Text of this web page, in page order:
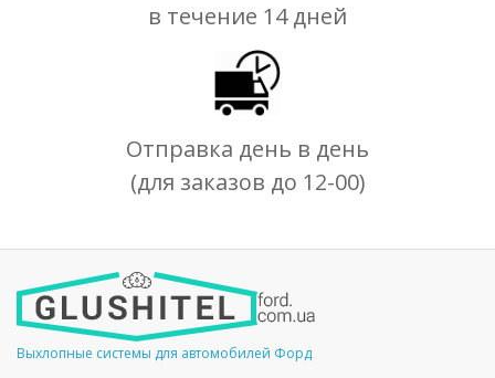
в течение 14 дней
Отправка день в день
(для заказов до 12-00)
Выхлопные системы для автомобилей Форд